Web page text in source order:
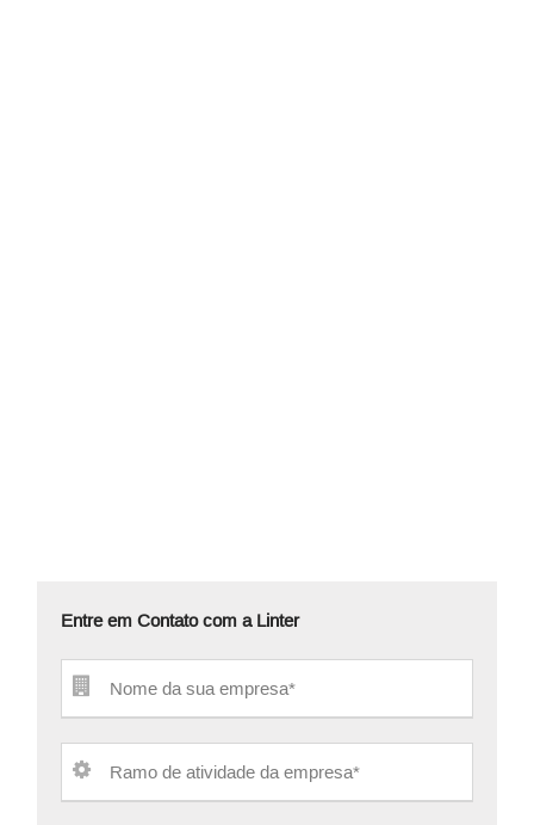
Entre em Contato com a Linter